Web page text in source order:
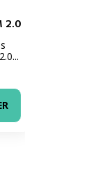
2.0